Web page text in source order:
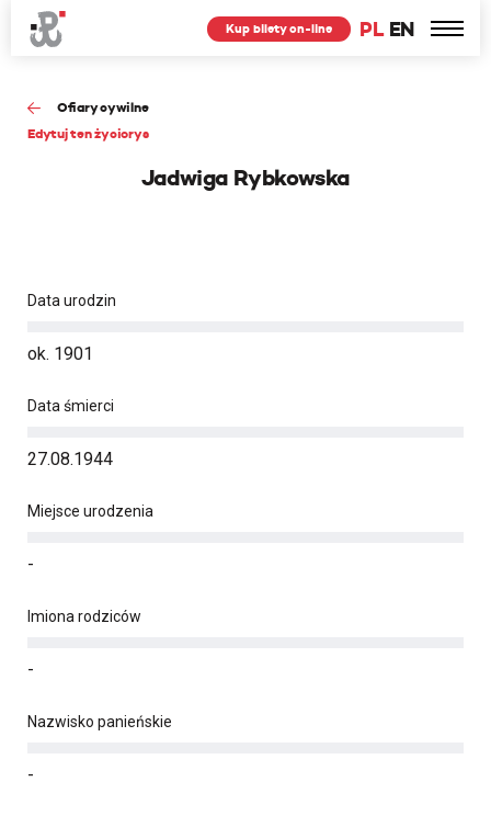
PL EN
Kup bilety on-line
Ofiary cywilne
Edytuj ten życiorys
Jadwiga Rybkowska
Data urodzin
ok. 1901
Data śmierci
27.08.1944
Miejsce urodzenia
-
Imiona rodziców
-
Nazwisko panieńskie
-